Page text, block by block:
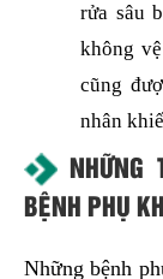
rửa sâu
không
cũng
nhân
NHỮNG
BỆNH PHỤ
Những bệnh